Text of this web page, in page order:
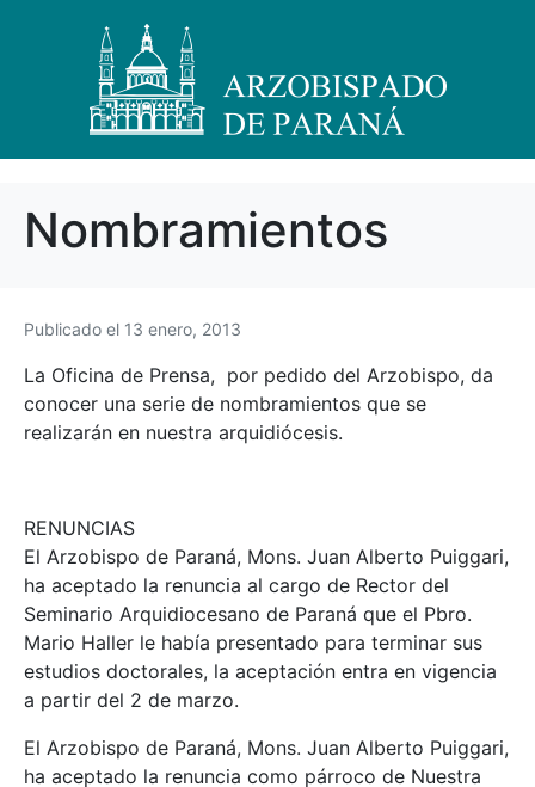
Nombramientos
Publicado el 13 enero, 2013
La Oficina de Prensa, por pedido del Arzobispo, da
conocer una serie de nombramientos que se
realizarán en nuestra arquidiócesis.
RENUNCIAS
El Arzobispo de Paraná, Mons. Juan Alberto Puiggari,
ha aceptado la renuncia al cargo de Rector del
Seminario Arquidiocesano de Paraná que el Pbro.
Mario Haller le había presentado para terminar sus
estudios doctorales, la aceptación entra en vigencia
a partir del 2 de marzo.
El Arzobispo de Paraná, Mons. Juan Alberto Puiggari,
ha aceptado la renuncia como párroco de Nuestra